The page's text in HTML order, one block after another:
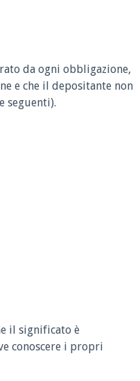
da ogni obbligazione,
e che il depositante non
seguenti).
il significato è
conoscere i propri